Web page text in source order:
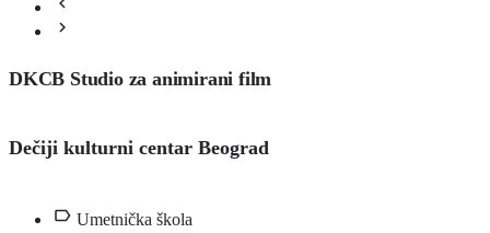
DKCB Studio za animirani film
Dečiji kulturni centar Beograd
Umetnička škola